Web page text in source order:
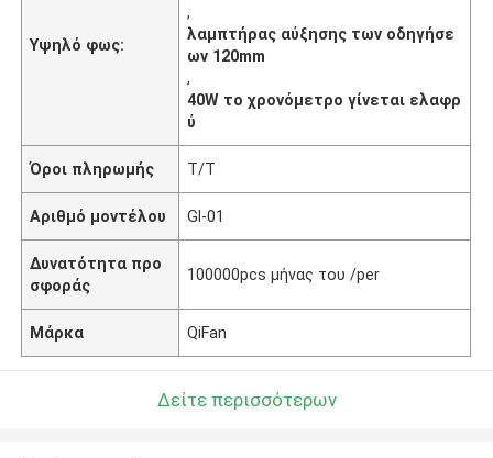
Υψηλό φως:
,
λαμπτήρας αύξησης των οδηγήσε
ων 120mm
,
40W το χρονόμετρο γίνεται ελαφρ
ύ
Όροι πληρωμής T/T
Αριθμό μοντέλου Gl-01
Δυνατότητα προ
σφοράς
100000pcs μήνας του /per
Μάρκα QiFan
Δείτε περισσότερων